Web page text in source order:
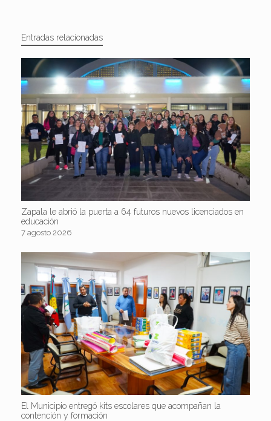
Entradas relacionadas
Zapala le abrió la puerta a 64 futuros nuevos licenciados en
educación
7 agosto 2026
El Municipio entregó kits escolares que acompañan la
contención y formación